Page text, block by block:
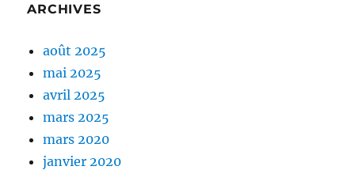
ARCHIVES
août 2025
mai 2025
avril 2025
mars 2025
mars 2020
janvier 2020